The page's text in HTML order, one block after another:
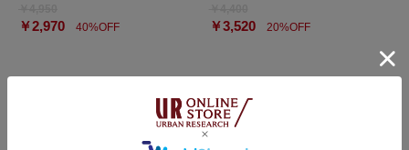
￥2,970 40%OFF ￥3,52020%OFF